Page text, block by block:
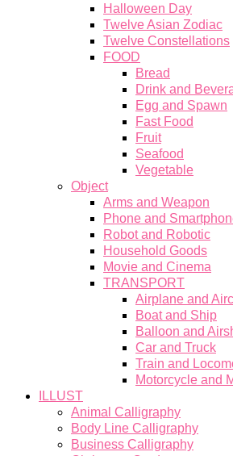
Halloween Day
Twelve Asian Zodiac
Twelve Constellations
FOOD
Bread
Drink and
Egg and Spawn
Fast Food
Fruit
Seafood
Vegetable
Object
Arms and Weapon
Phone and
Robot and Robotic
Household Goods
Movie and Cinema
TRANSPORT
Airplane and
Boat and Ship
Balloon and
Car and Truck
Train and
Motorcycle and
ILLUST
Animal Calligraphy
Body Line Calligraphy
Business Calligraphy